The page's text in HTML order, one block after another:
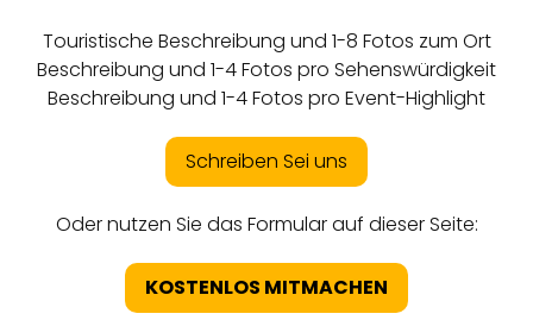
Touristische Beschreibung und 1-8 Fotos zum Ort
Beschreibung und 1-4 Fotos pro Sehenswürdigkeit
Beschreibung und 1-4 Fotos pro Event-Highlight
Schreiben Sei uns
Oder nutzen Sie das Formular auf dieser Seite:
KOSTENLOS MITMACHEN